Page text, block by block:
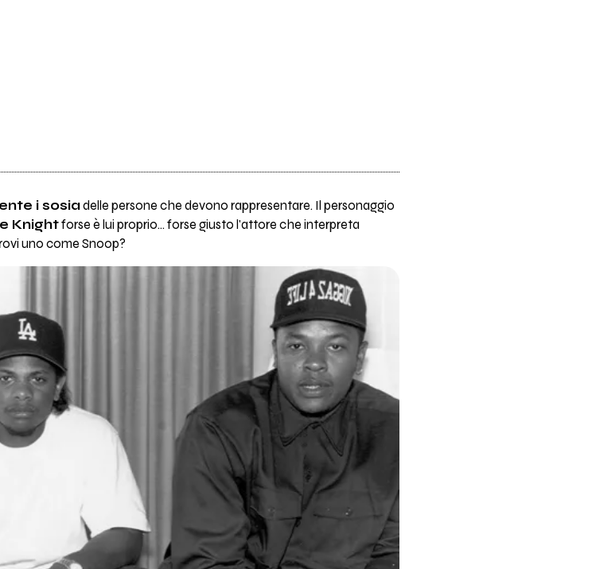
i sosiadelle persone che devono rappresentare. Il personaggio
Knightforse è lui proprio... forse giusto l'attore che interpreta
uno come Snoop?